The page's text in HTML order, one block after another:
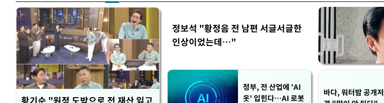
황기순 "원정 도박으로 전 재산 잃고
정보석 "황정음 전 남편 서글서글한
인상이었는데…"
정부, 전 산업에 'AI
옷' 입힌다…AI 로봇
바다, 워터밤 공개저